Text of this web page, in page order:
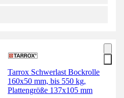
Tarrox Schwerlast Bockrolle
160x50 mm, bis 550 kg,
Plattengröße 137x105 mm